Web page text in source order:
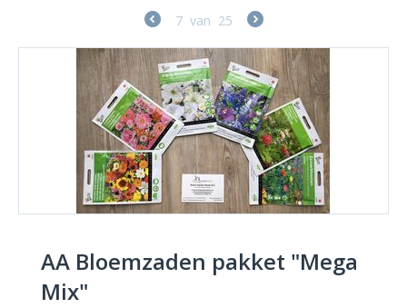
7 van 25
AA Bloemzaden pakket "Mega
Mix"